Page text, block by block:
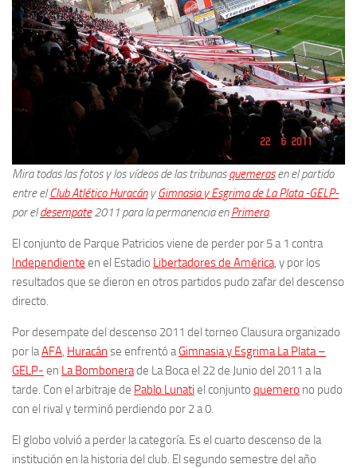
Mira todas las fotos y los vídeos de las tribunasquemerasen el partido
entre elClub Atlético HuracányGimnasia y Esgrima de La Plata -GELP-
por eldesempate2011 para la permanencia enPrimera.
El conjunto de Parque Patricios viene de perder por 5 a 1 contra
Independiente en el Estadio Libertadores de América , y por los
resultados que se dieron en otros partidos pudo zafar del descenso
directo.
Por desempate del descenso 2011 del torneo Clausuraorganizado
por laAFA Huracán se enfrentó a Gimnasia y Esgrima La Plata –
GELP- en La Bombonerade La Boca el 22 de Junio del 2011 a la
tarde. Con el arbitraje de Pablo Lunati el conjunto quemero no pudo
con el rival y terminó perdiendo por 2 a 0.
El globo volvió a perder la categoría. Es el cuarto descenso de la
institución en la historia del club. El segundo semestre del año